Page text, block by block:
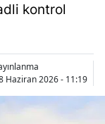
Bitlis
Bursa
kontrol
Haziran 2026 - 11:19